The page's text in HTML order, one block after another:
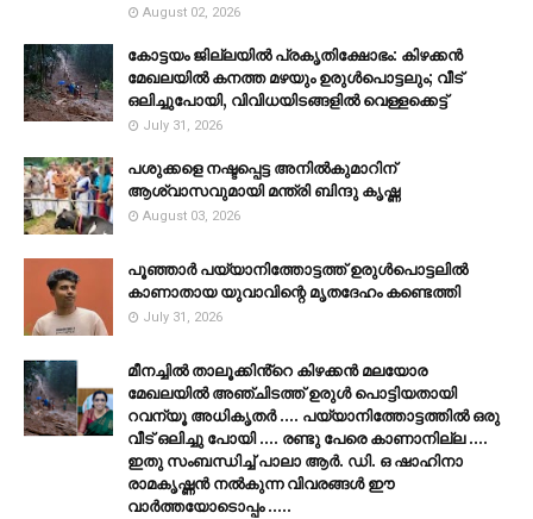
August 02, 2026
കോട്ടയം ജില്ലയില്‍ പ്രകൃതിക്ഷോഭം: കിഴക്കന്‍
മേഖലയില്‍ കനത്ത മഴയും ഉരുള്‍പൊട്ടലും; വീട്
ഒലിച്ചുപോയി, വിവിധയിടങ്ങളില്‍ വെള്ളക്കെട്ട്
July 31, 2026
പശുക്കളെ നഷ്ടപ്പെട്ട അനിൽകുമാറിന്
ആശ്വാസവുമായി മന്ത്രി ബിന്ദു കൃഷ്ണ
August 03, 2026
പൂഞ്ഞാര്‍ പയ്യാനിത്തോട്ടത്ത് ഉരുള്‍പൊട്ടലില്‍
കാണാതായ യുവാവിന്റെ മൃതദേഹം കണ്ടെത്തി
July 31, 2026
മീനച്ചിൽ താലൂക്കിൻ്റെ കിഴക്കൻ മലയോര
മേഖലയിൽ അഞ്ചിടത്ത് ഉരുൾ പൊട്ടിയതായി
റവന്യൂ അധികൃതർ .... പയ്യാനിത്തോട്ടത്തിൽ ഒരു
വീട് ഒലിച്ചു പോയി .... രണ്ടു പേരെ കാണാനില്ല ....
ഇതു സംബന്ധിച്ച് പാലാ ആർ. ഡി. ഒ ഷാഹിനാ
രാമകൃഷ്ണൻ നൽകുന്ന വിവരങ്ങൾ ഈ
വാർത്തയോടൊപ്പം .....